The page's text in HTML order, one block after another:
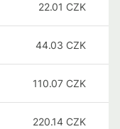
22.01 CZK
44.03 CZK
110.07 CZK
220.14 CZK